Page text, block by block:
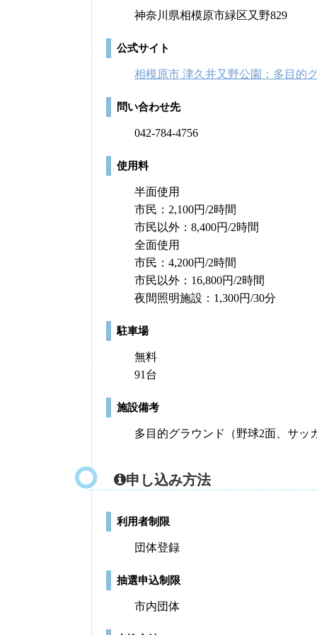
神奈川県相模原市緑区又野829
公式サイト
相模原市 津久井又野公園：多目的
問い合わせ先
042-784-4756
使用料
半面使用
市民：2,100円/2時間
市民以外：8,400円/2時間
全面使用
市民：4,200円/2時間
市民以外：16,800円/2時間
夜間照明施設：1,300円/30分
駐車場
無料
91台
施設備考
多目的グラウンド（野球2面、サッ
申し込み方法
利用者制限
団体登録
抽選申込制限
市内団体